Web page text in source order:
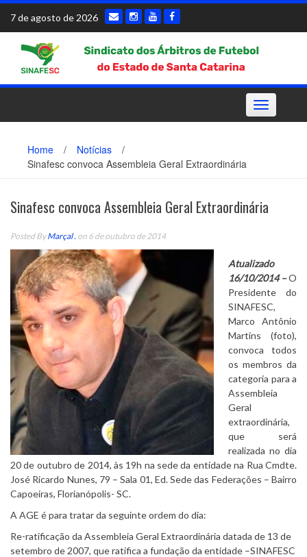
Skip
content
7 de agosto de 2026
Toggle
navigation
Home / Notícias
/
Sinafesc convoca Assembleia Geral Extraordinária
Sinafesc convoca Assembleia Geral Extraordinária
Posted ByMarçal . on 6 de outubro de 2014
Atualizado
16/10/2014 –O
Presidente do
SINAFESC,
Marco Antônio
Martins (foto),
convoca todos
os membros da
categoria para a
Assembleia
Geral
extraordinária,
que será
realizada no dia
20 de outubro de 2014, às 19h na sede da entidade na Rua Cmdte.
José Ricardo Nunes, 79 – Sala 01, Ed. Sede das Federações – Bairro
Capoeiras, Florianópolis- SC.
A AGE é para tratar da seguinte ordem do dia:
Re-ratificação da Assembleia Geral Extraordinária datada de 13 de
setembro de 2007, que ratifica a fundação da entidade –SINAFESC